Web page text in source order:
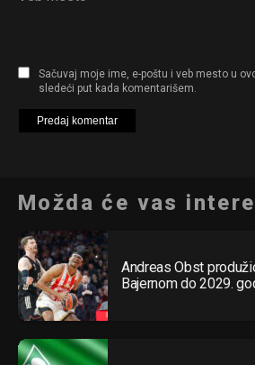
Sačuvaj moje ime, e-poštu i veb mesto u
sledeći put kada komentarišem.
Možda će vas
Andreas Obst
Bajernom do 2029.